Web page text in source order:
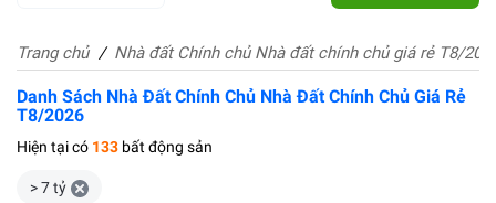
Trang chủ Nhà đất Chính chủ Nhà đất chính chủ giá rẻ T8/
Danh Sách Nhà Đất Chính Chủ Nhà Đất Chính Chủ Giá Rẻ
T8/2026
Hiện tại có 133 bất động sản
> 7 tỷ